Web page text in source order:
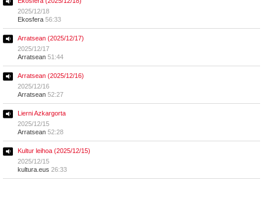
2025/12/18
Ekosfera 56:33
Arratsean (2025/12/17)
2025/12/17
Arratsean 51:44
Arratsean (2025/12/16)
2025/12/16
Arratsean 52:27
Lierni Azkargorta
2025/12/15
Arratsean 52:28
Kultur leihoa (2025/12/15)
2025/12/15
kultura.eus 26:33